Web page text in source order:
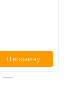
В корзину